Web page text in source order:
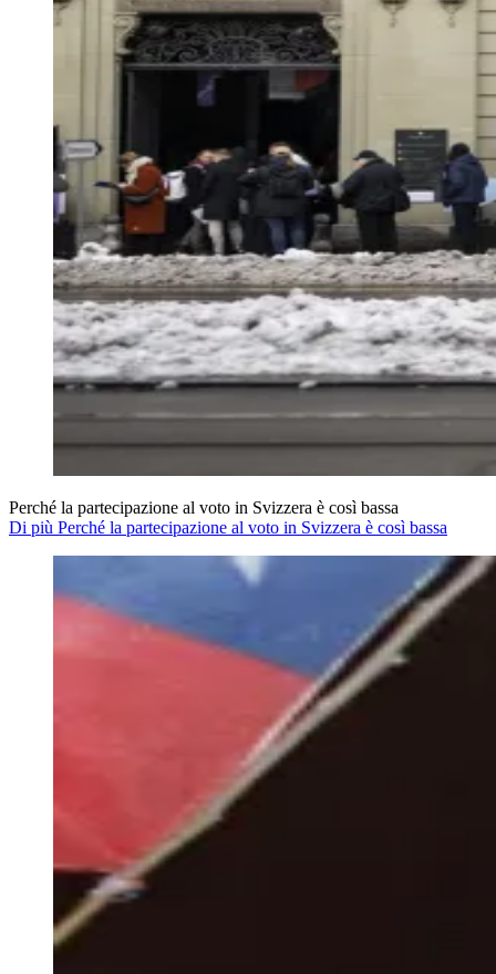
Perché la partecipazione al voto in Svizzera è così bassa
Di più Perché la partecipazione al voto in Svizzera è così bassa